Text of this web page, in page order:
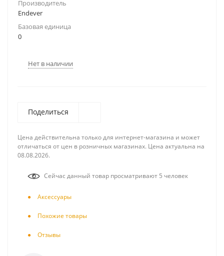
Производитель
Endever
Базовая единица
0
Нет в наличии
Поделиться
Цена действительна только для интернет-магазина и может
отличаться от цен в розничных магазинах. Цена актуальна на
08.08.2026.
Сейчас данный товар просматривают 5 человек
Аксесcуары
Похожие товары
Отзывы